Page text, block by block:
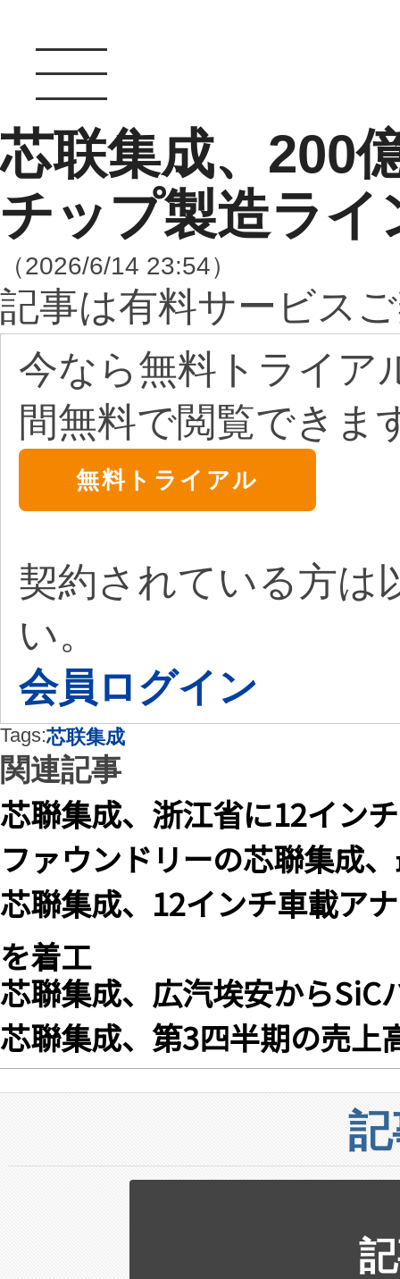
芯联集成、200
チップ製造ライ
（2026/6/14 23:54）
記事は有料サービス
今なら無料トライア
間無料で閲覧できま
無料トライアル
契約されている方は
い。
会員ログイン
Tags:芯联集成
関連記事
芯聯集成、浙江省に12イン
ファウンドリーの芯聯集成
芯聯集成、12インチ車載ア
を着工
芯聯集成、広汽埃安からSiC
芯聯集成、第3四半期の売上